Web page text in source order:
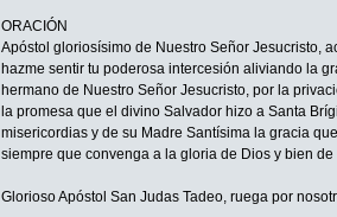
ORACIÓN
Apóstol gloriosísimo de Nuestro Señor Jesucristo,
hazme sentir tu poderosa intercesión aliviando la
hermano de Nuestro Señor Jesucristo, por la
la promesa que el divino Salvador hizo a Santa
misericordias y de su Madre Santísima la gracia
siempre que convenga a la gloria de Dios y bien de
Glorioso Apóstol San Judas Tadeo, ruega por